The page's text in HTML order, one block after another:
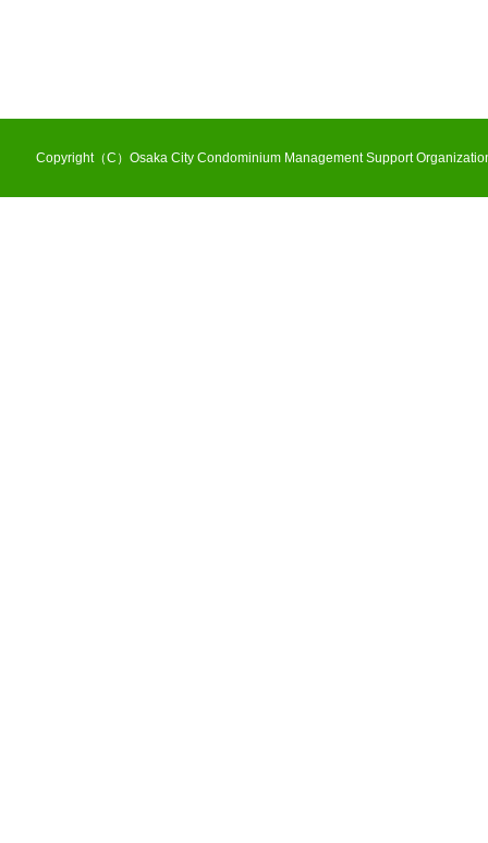
Copyright（C）Osaka City Condominium Management Support